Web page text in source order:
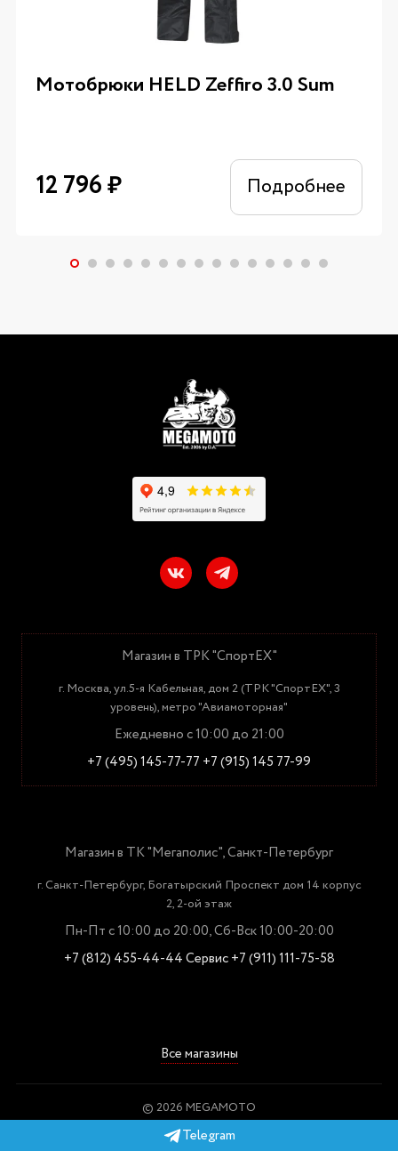
Мотобрюки HELD Zeffiro 3.0 Sum
12 796₽ Подробнее
Магазин в ТРК "СпортЕХ"
г. Москва, ул.5-я Кабельная, дом 2 (ТРК "СпортЕХ", 3
уровень), метро "Авиамоторная"
Ежедневно с 10:00 до 21:00
+7 (495) 145-77-77 +7 (915) 145 77-99
Магазин в ТК "Мегаполис", Санкт-Петербург
г. Санкт-Петербург, Богатырский Проспект дом 14 корпус
2, 2-ой этаж
Пн-Пт с 10:00 до 20:00, Сб-Вск 10:00-20:00
+7 (812) 455-44-44Сервис +7 (911) 111-75-58
Все магазины
© 2026 MEGAMOTO
Пользовательское соглашение
Telegram